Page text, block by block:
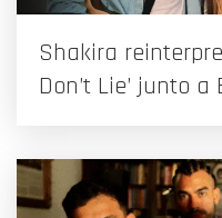
Shakira
Don’t Lie’ junto